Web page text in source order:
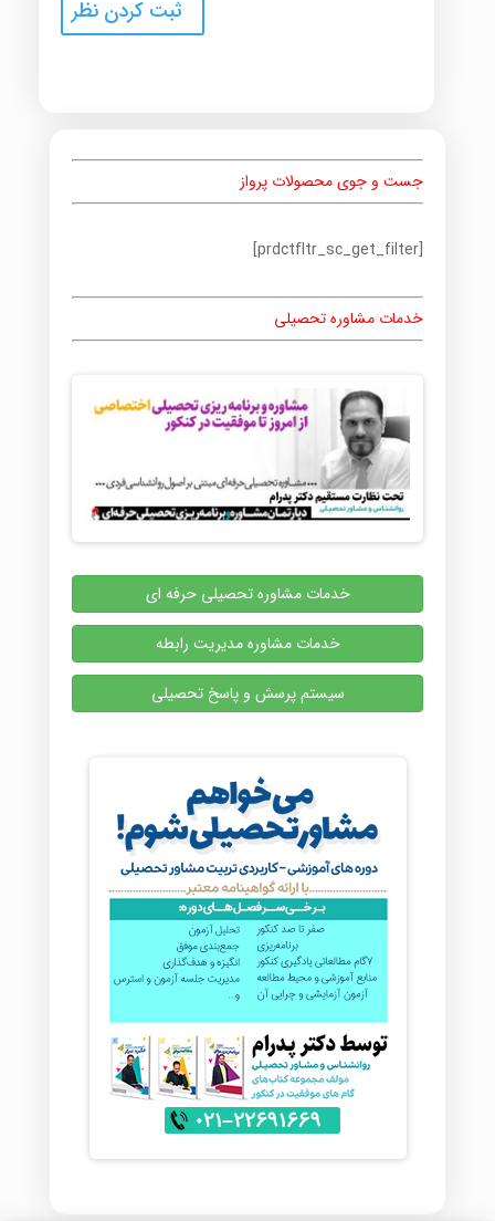
جست و جوی محصولات پرواز
[prdctfltr_sc_get_filter]
خدمات مشاوره تحصیلی
خدمات مشاوره تحصیلی حرفه ای
خدمات مشاوره مدیریت رابطه
سیستم پرسش و پاسخ تحصیلی